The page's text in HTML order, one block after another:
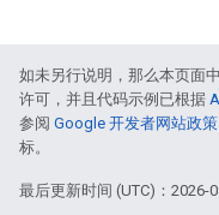
如未另行说明，那么本页面
许可，并且代码示例已根据
参阅 Google 开发者网站政策
标。
最后更新时间 (UTC)：2026-